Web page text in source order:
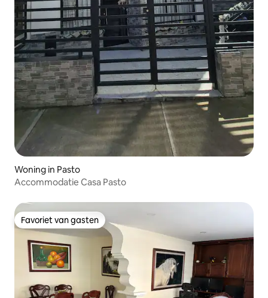
Woning in Pasto
Accommodatie Casa Pasto
Favoriet van gasten
Favoriet van gasten